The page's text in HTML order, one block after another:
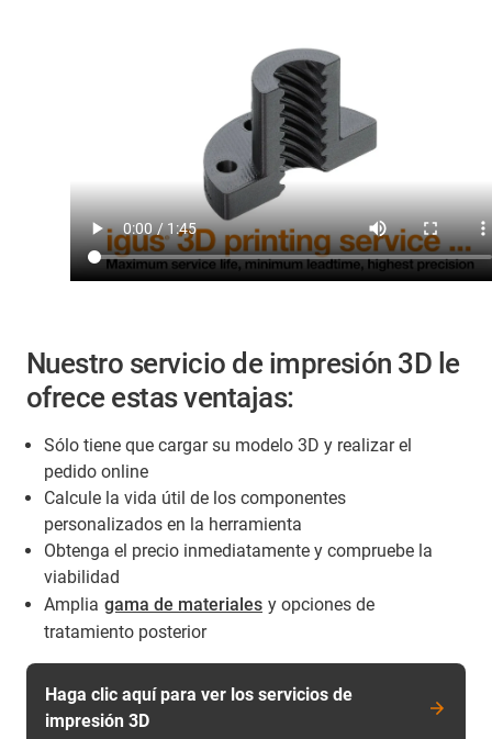
Nuestro servicio de impresión 3D le
ofrece estas ventajas:
Sólo tiene que cargar su modelo 3D y realizar el
pedido online
Calcule la vida útil de los componentes
personalizados en la herramienta
Obtenga el precio inmediatamente y compruebe la
viabilidad
Amplia gama de materiales y opciones de
tratamiento posterior
Haga clic aquí para ver los servicios de
impresión 3D